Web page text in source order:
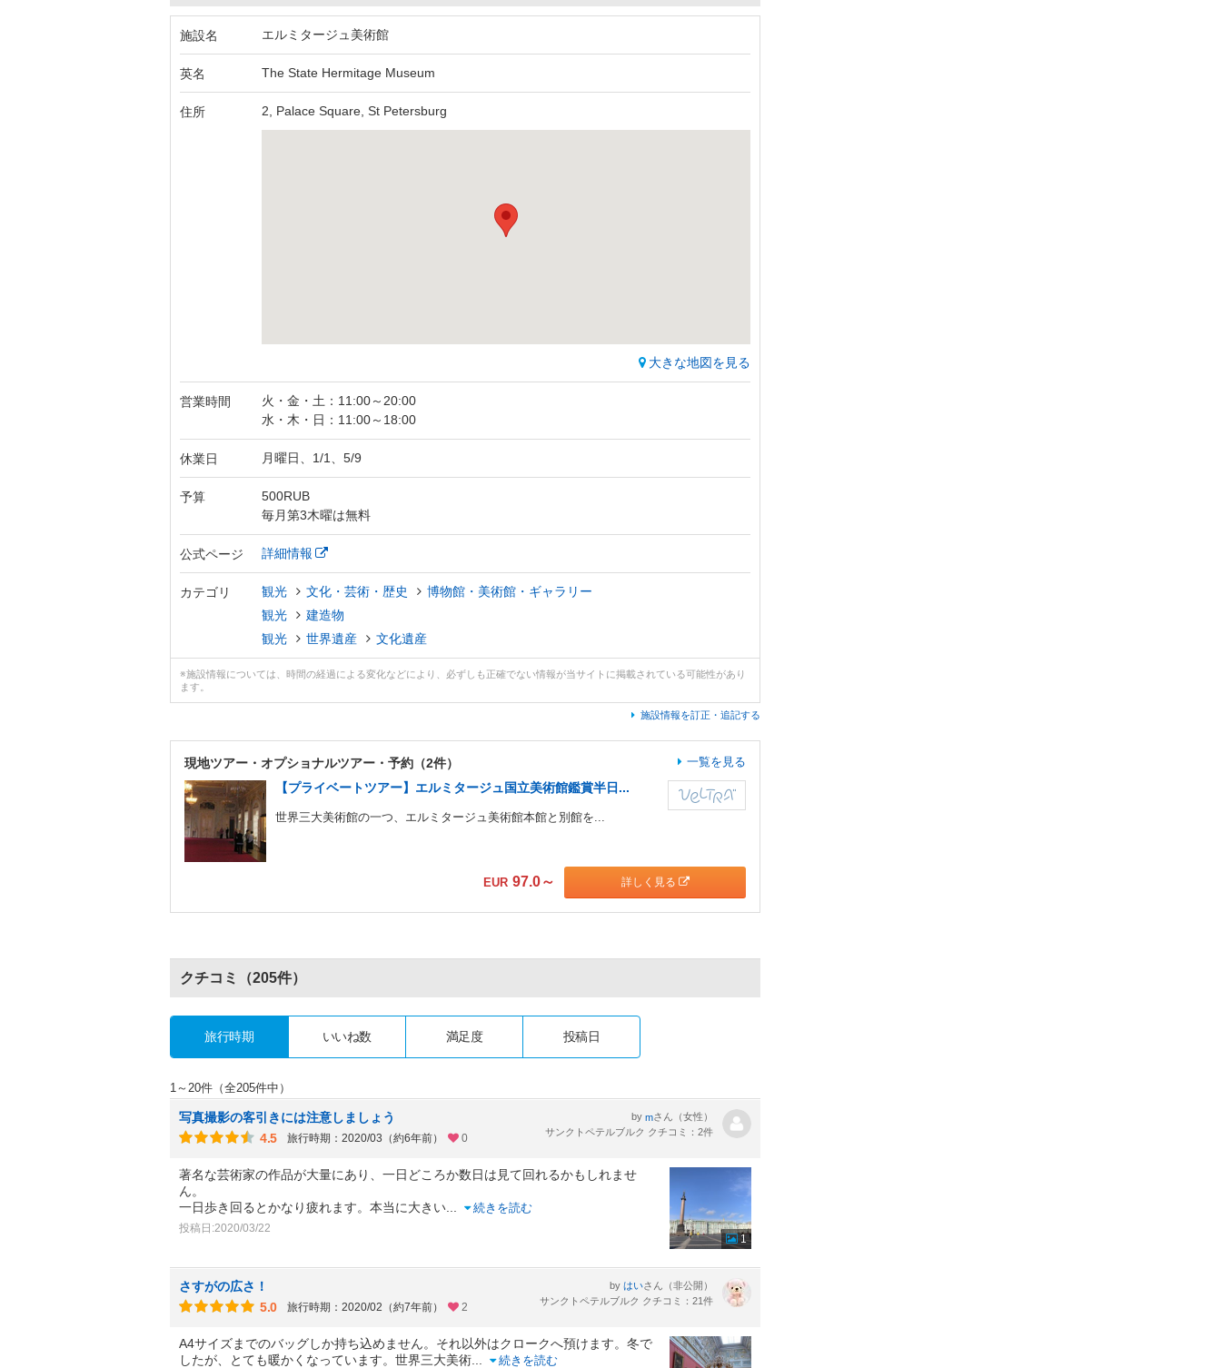
施設名 エルミタージュ美術館
英名 The State Hermitage Museum
住所 2, Palace Square, St Petersburg
大きな地図を見る
営業時間
火・金・土：11:00～20:00
水・木・日：11:00～18:00
休業日 月曜日、1/1、5/9
予算
500RUB
毎月第3木曜は無料
公式ページ 詳細情報
カテゴリ 観光 文化・芸術・歴史
博物館・美術館・ギャラリー
観光
建造物
観光
世界遺産 文化遺産
※施設情報については、時間の経過による変化などにより、必ずしも正確でない情報が当サイトに掲載されている可能性があり
ます。
施設情報を訂正・追記する
現地ツアー・ オプショナルツアー・予約（2件） 一覧を見る
【プライベートツアー】エルミタージュ国立美術館鑑賞半日...
世界三大美術館の一つ、エルミタージュ美術館本館と別館を...
EUR 97.0～ 詳しく見る
クチコミ （205件）
旅行時期 いいね数 満足度 投稿日
1～20件（全205件中）
写真撮影の客引きには注意しましょう
4.5
旅行時期：2020/03（約6年前） 0
by mさん（女性）
サンクトペテルブルク クチコミ：2件
著名な芸術家の作品が大量にあり、一日どころか数日は見て回れるかもしれませ
ん。
一日歩き回るとかなり疲れます。本当に大きい
続きを読む
投稿日:2020/03/22
1
さすがの広さ！
5.0
旅行時期：2020/02（約7年前） 2
by はいさん（非公開）
サンクトペテルブルク クチコミ：21件
A4サイズまでのバッグしか持ち込めません。それ以外はクロークへ預けます。冬で
したが、とても暖かくなっています。世界三大美術
続きを読む